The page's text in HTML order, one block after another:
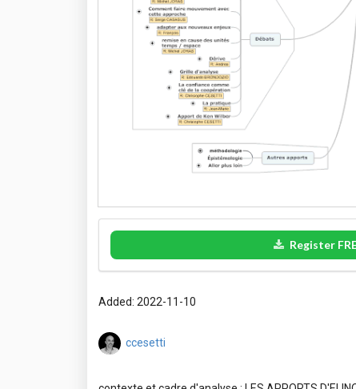
Register
Added: 2022-11-10
ccesetti